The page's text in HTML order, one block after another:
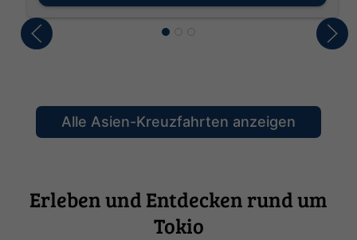
Alle Asien-Kreuzfahrten anzeigen
Erleben und Entdecken rund um
Tokio